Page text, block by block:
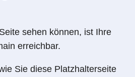
sehen können, ist Ihre
erreichbar.
Sie diese Platzhalterseite